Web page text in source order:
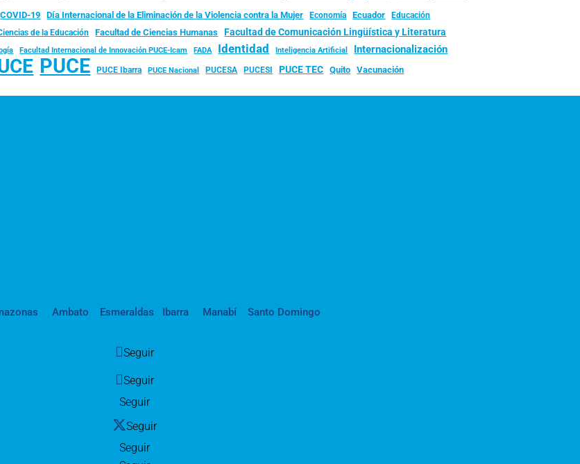
COVID-19 Día Internacional de la Eliminación de la Violencia contra la Mujer Economía Ecuador
Educación
de la Educación Facultad de Ciencias Humanas Facultad de Comunicación Lingüística y Literatura
Facultad Internacional de Innovación PUCE-Icam FADA Identidad Inteligencia Artificial Internacionalización
PUCE PUCE Ibarra PUCE Nacional PUCESA PUCESI PUCE TEC Quito Vacunación
Ambato Esmeraldas Ibarra Manabí Santo Domingo
Seguir
Seguir
Seguir
Seguir
Seguir